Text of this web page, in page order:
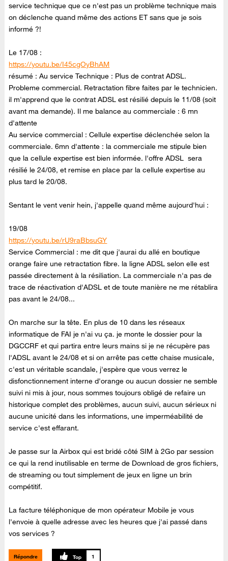
service technique que ce n'est pas un problème technique mais
on déclenche quand même des actions ET sans que je sois
informé ?!
Le 17/08 :
https://youtu.be/I45cgOyBhAM
résumé : Au service Technique : Plus de contrat ADSL.
Probleme commercial. Retractation fibre faites par le technicien.
il m'apprend que le contrat ADSL est résilié depuis le 11/08 (soit
avant ma demande). Il me balance au commerciale : 6 mn
d'attente
Au service commercial : Cellule expertise déclenchée selon la
commerciale. 6mn d'attente : la commerciale me stipule bien
que la cellule expertise est bien informée. l'offre ADSL sera
résilié le 24/08, et remise en place par la cellule expertise au
plus tard le 20/08.
Sentant le vent venir hein, j'appelle quand même aujourd'hui :
19/08
https://youtu.be/rU9raBbsuGY
Service Commercial : me dit que j'aurai du allé en boutique
orange faire une retractation fibre. la ligne ADSL selon elle est
passée directement à la résiliation. La commerciale n'a pas de
trace de réactivation d'ADSL et de toute manière ne me rétablira
pas avant le 24/08...
On marche sur la tête. En plus de 10 dans les réseaux
informatique de FAI je n'ai vu ça. je monte le dossier pour la
DGCCRF et qui partira entre leurs mains si je ne récupère pas
l'ADSL avant le 24/08 et si on arrête pas cette chaise musicale,
c'est un véritable scandale, j'espère que vous verrez le
disfonctionnement interne d'orange ou aucun dossier ne semble
suivi ni mis à jour, nous sommes toujours obligé de refaire un
historique complet des problèmes, aucun suivi, aucun sérieux ni
aucune unicité dans les informations, une imperméabilité de
service c'est effarant.
Je passe sur la Airbox qui est bridé côté SIM à 2Go par session
ce qui la rend inutilisable en terme de Download de gros fichiers,
de streaming ou tout simplement de jeux en ligne un brin
compétitif.
La facture téléphonique de mon opérateur Mobile je vous
l'envoie à quelle adresse avec les heures que j'ai passé dans
vos services ?
Répondre 1